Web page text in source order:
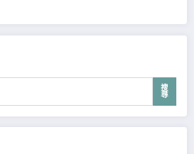
搜
尋